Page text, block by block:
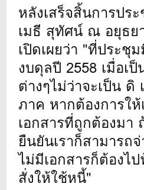
หลังเสร็จสิ้นการปร
เมธี สุทัศน์ ณ อยุธย
เปิดเผยว่า "ที่ประชุ
งบดุลปี 2558 เมื่อเ
ต่างๆไม่ว่าจะเป็น ดิ
ภาค หากต้องการให้
เอกสารที่ถูกต้องมา
ยืนยันเราก็สามารถ
ไม่มีเอกสารก็ต้องไ
สั่งให้ใช้หนี้"